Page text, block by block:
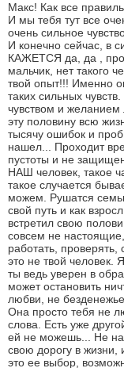
Макс! Как все
И мы тебя тут все
очень сильное
И конечно сейчас, в
КАЖЕТСЯ да, да ,
мальчик, нет такого
твой опыт!!! Именно
таких сильных
чувством и
эту половину всю
тысячу ошибок и
нашел... Проходит
пустоты и не
НАШ человек, такое
такое случается
можем. Рушатся
свой путь и как
встретил свою
совсем не
работать, проверять,
это не твой человек.
ты ведь уверен в
может остановить
любви, не
Она просто тебя не
слова. Есть уже
ей не можешь... Не
свою дорогу в жизни,
это ее выбор,